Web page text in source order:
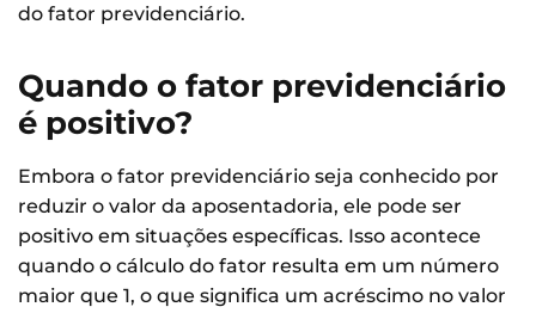
do fator previdenciário.
Quando o fator previdenciário
é positivo?
Embora o fator previdenciário seja conhecido por
reduzir o valor da aposentadoria, ele pode ser
positivo em situações específicas. Isso acontece
quando o cálculo do fator resulta em um número
maior que 1, o que significa um acréscimo no valor